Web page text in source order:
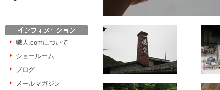
職人.comについて
ショールーム
ブログ
メールマガジン